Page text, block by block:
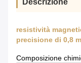
Descrizione
resistività
precisione di 0,8
Composizione